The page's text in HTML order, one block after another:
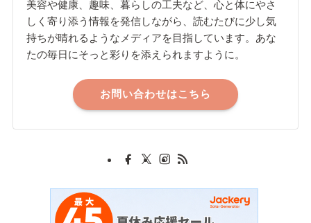
美容や健康、趣味、暮らしの工夫など、心と体にやさ
しく寄り添う情報を発信しながら、読むたびに少し気
持ちが晴れるようなメディアを目指しています。あな
たの毎日にそっと彩りを添えられますように。
お問い合わせはこちら